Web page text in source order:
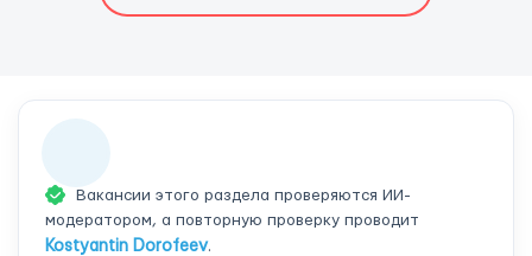
Вакансии этого раздела проверяются ИИ-
модератором, а повторную проверку проводит
Kostyantin Dorofeev.